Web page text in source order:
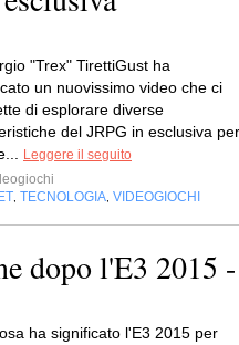
"Trex" TirettiGust ha
un nuovissimo video che ci
di esplorare diverse
del JRPG in esclusiva per
Leggere il seguito
TECNOLOGIA VIDEOGIOCHI
dopo l'E3 2015 -
ha significato l'E3 2015 per